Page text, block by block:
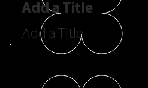
Add a Title
Add a Title